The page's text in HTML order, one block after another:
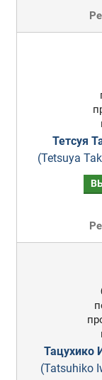
Тетсуя
(Tetsuya
Тацухико
(Tatsuhiko